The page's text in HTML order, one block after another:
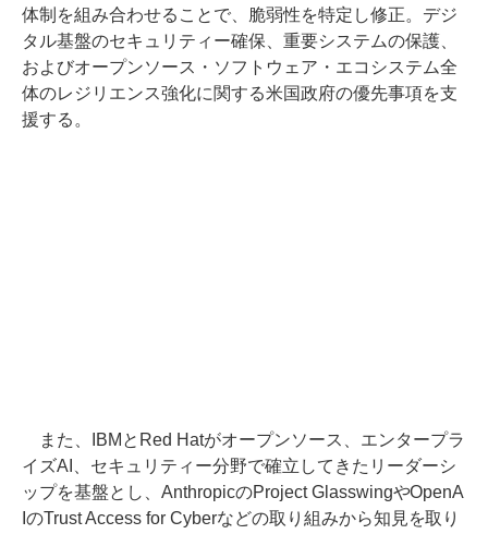
体制を組み合わせることで、脆弱性を特定し修正。デジ
タル基盤のセキュリティー確保、重要システムの保護、
およびオープンソース・ソフトウェア・エコシステム全
体のレジリエンス強化に関する米国政府の優先事項を支
援する。
また、IBMとRed Hatがオープンソース、エンタープラ
イズAI、セキュリティー分野で確立してきたリーダーシ
ップを基盤とし、AnthropicのProject GlasswingやOpenA
IのTrust Access for Cyberなどの取り組みから知見を取り